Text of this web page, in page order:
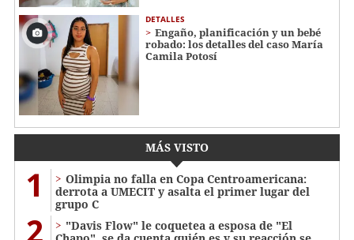
DETALLES
Engaño, planificación y un bebé
robado: los detalles del caso María
Camila Potosí
MÁS VISTO
1
Olimpia no falla en Copa Centroamericana:
derrota a UMECIT y asalta el primer lugar del
grupo C
2
"Davis Flow" le coquetea a esposa de "El